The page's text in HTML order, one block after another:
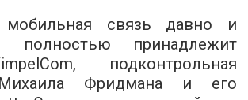
мобильная связь давно и
полностью принадлежит
подконтрольная
Михаила Фридмана и его